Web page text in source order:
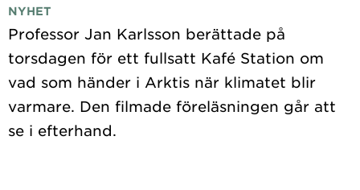
NYHET
Professor Jan Karlsson berättade på
torsdagen för ett fullsatt Kafé Station om
vad som händer i Arktis när klimatet blir
varmare. Den filmade föreläsningen går att